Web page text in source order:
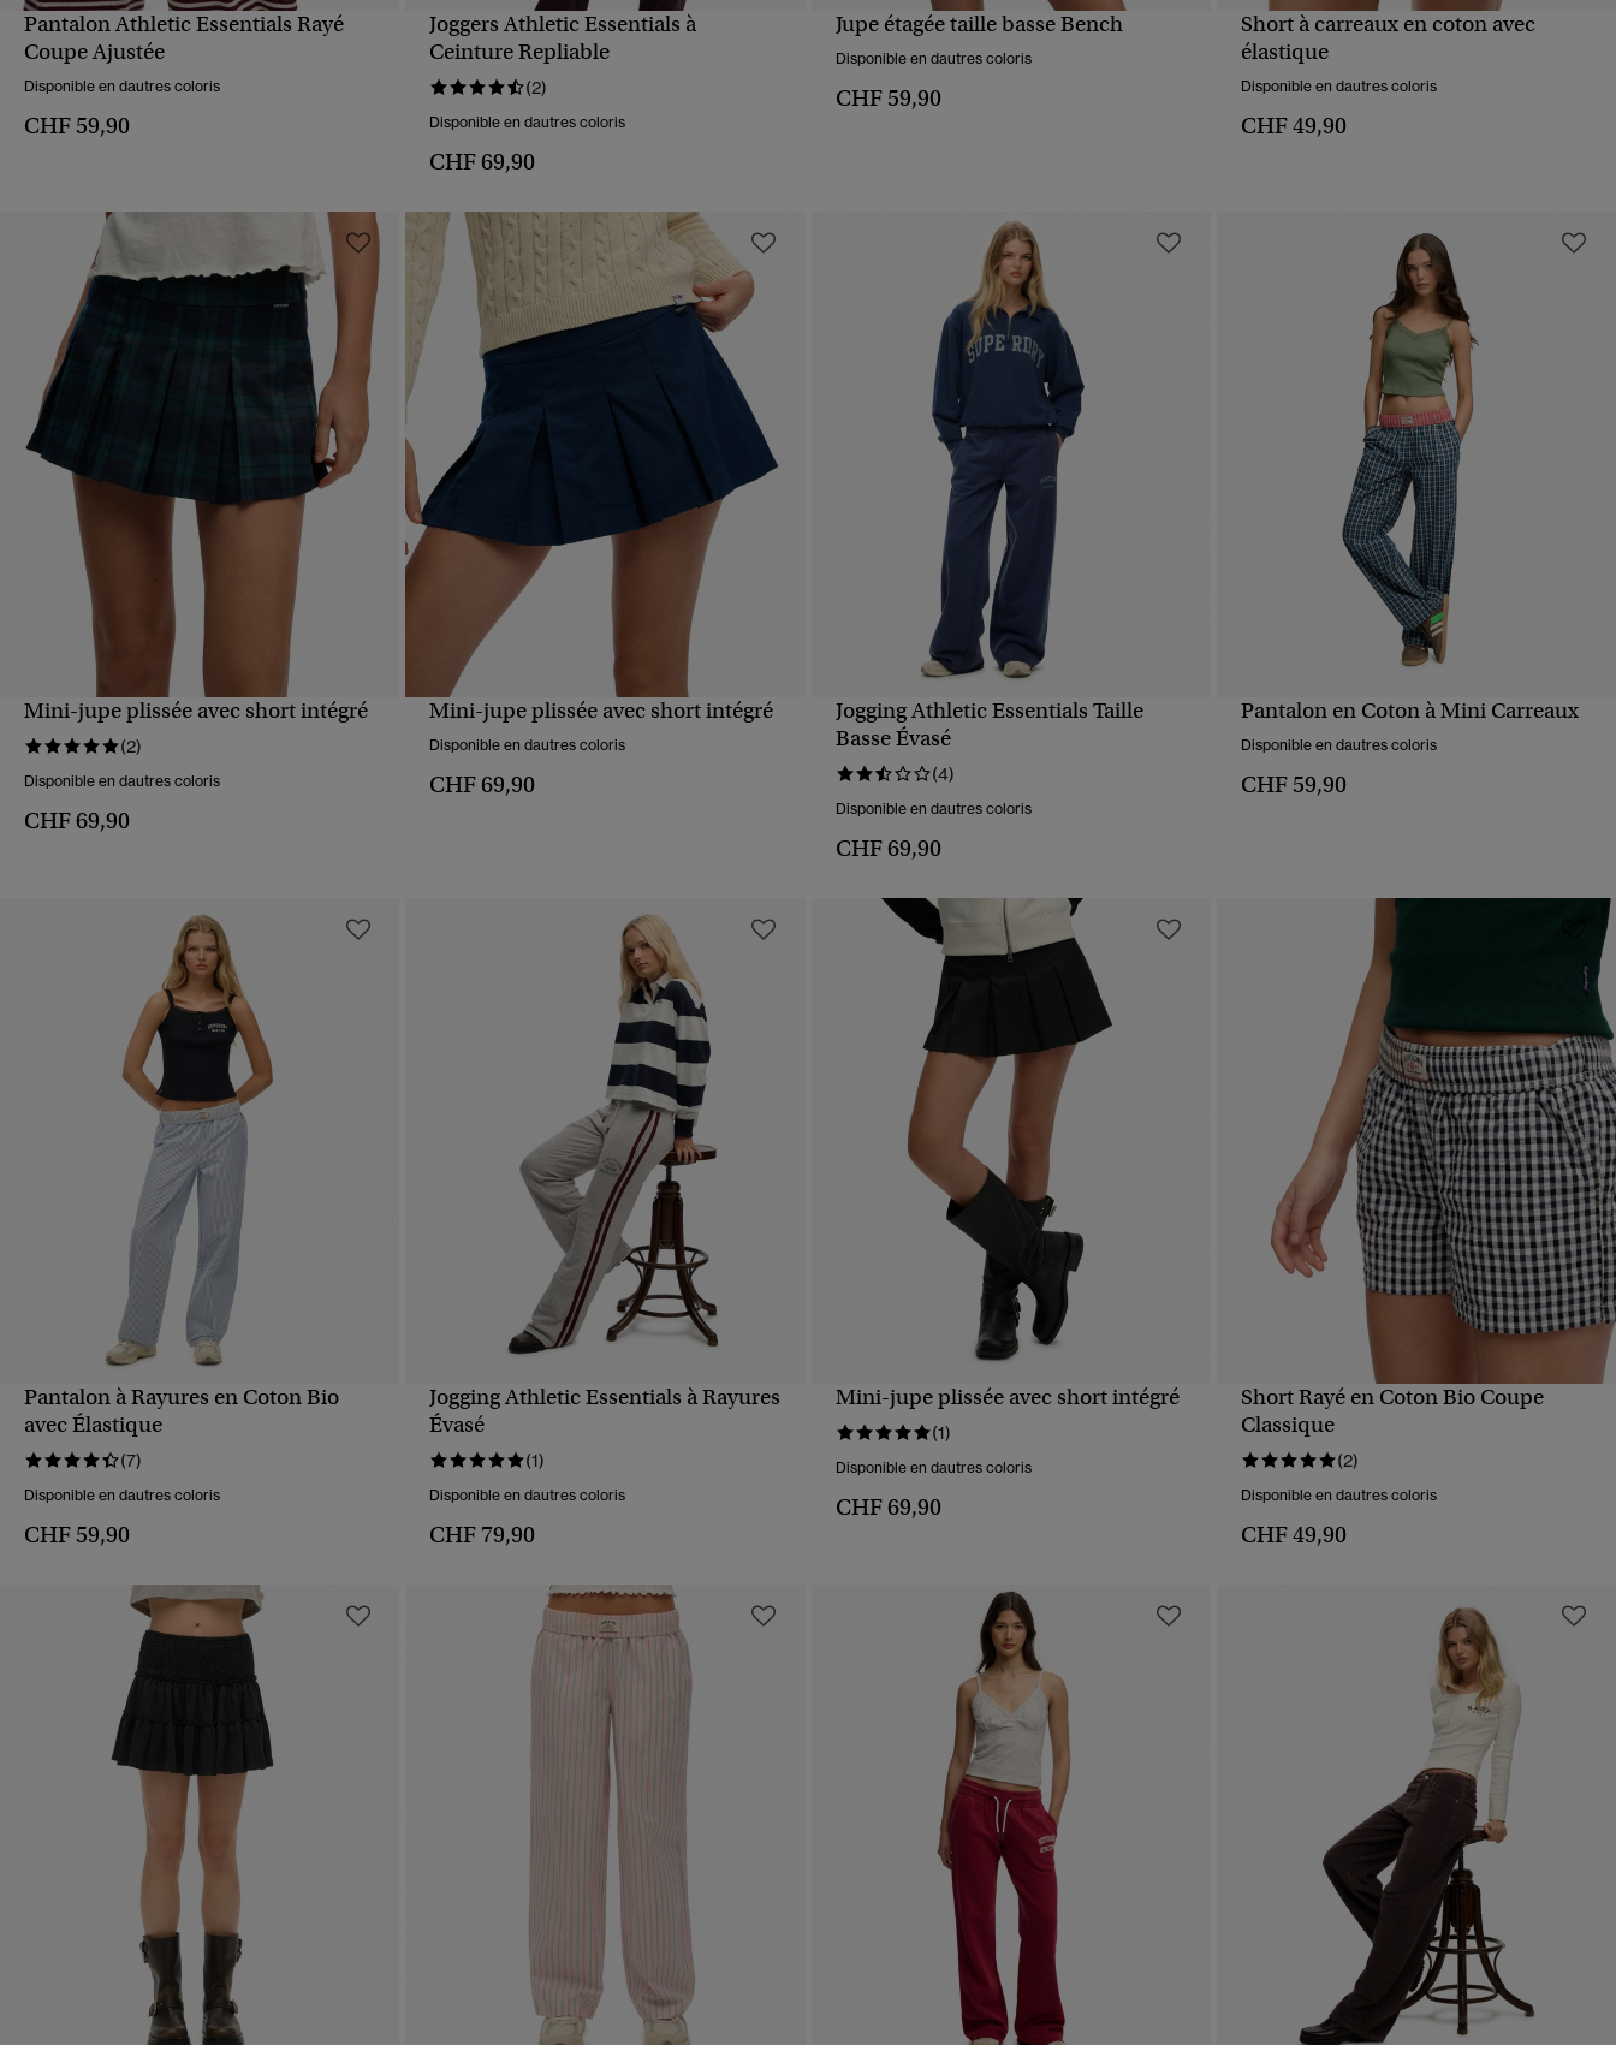
APERÇU RAPIDE
Pantalon Athletic Essentials Rayé
Coupe Ajustée
Disponible en dautres coloris
CHF 59,90
APERÇU RAPIDE
Joggers Athletic Essentials à
Ceinture Repliable
(2)
Disponible en dautres coloris
CHF 69,90
Jupe étagée taille basse Bench
Disponible en dautres coloris
CHF 59,90
Short à carreaux en coton avec
élastique
Disponible en dautres coloris
CHF 49,90
Mini-jupe plissée avec short intégré
(2)
Disponible en dautres coloris
CHF 69,90
Mini-jupe plissée avec short intégré
Disponible en dautres coloris
CHF 69,90
APERÇU RAPIDE
Jogging Athletic Essentials Taille
Basse Évasé
(4)
Disponible en dautres coloris
CHF 69,90
Pantalon en Coton à Mini Carreaux
Disponible en dautres coloris
CHF 59,90
APERÇU RAPIDE
Pantalon à Rayures en Coton Bio
avec Élastique
(7)
Disponible en dautres coloris
CHF 59,90
Jogging Athletic Essentials à Rayures
Évasé
(1)
Disponible en dautres coloris
CHF 79,90
Mini-jupe plissée avec short intégré
(1)
Disponible en dautres coloris
CHF 69,90
Short Rayé en Coton Bio Coupe
Classique
(2)
Disponible en dautres coloris
CHF 49,90